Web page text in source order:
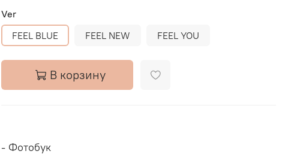
Ver
FEEL BLUE
FEEL NEW FEEL YOU
В корзину
- Фотобук